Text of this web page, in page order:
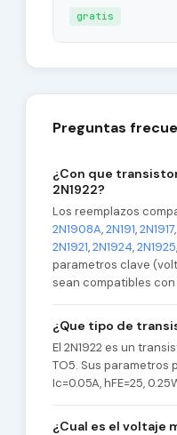
gratis
Preguntas
¿Con que
2N1922?
Los reemplazos
2N1908A,2N191,2N1917,
2N1921,2N1924,2N1925
parametros clave
sean compatibles
¿Que tipo de
El 2N1922 es un
TO5. Sus parametros
Ic=0.05A, hFE=25,
¿Cual es el voltaje